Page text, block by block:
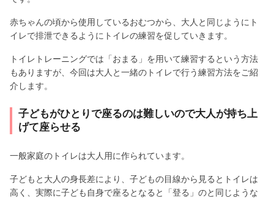
赤ちゃんの頃から使用しているおむつから、大人と同じようにト
イレで排泄できるようにトイレの練習を促していきます。
トイレトレーニングでは「おまる」を用いて練習するという方法
もありますが、今回は大人と一緒のトイレで行う練習方法をご紹
介します。
子どもがひとりで座るのは難しいので大人が持ち上
げて座らせる
一般家庭のトイレは大人用に作られています。
子どもと大人の身長差により、子どもの目線から見るとトイレは
高く、実際に子ども自身で座るとなると「登る」のと同じような